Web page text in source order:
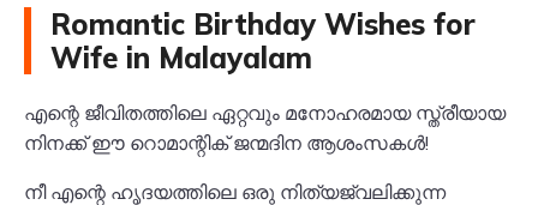
Romantic Birthday Wishes for
Wife in Malayalam
എന്റെ ജീവിതത്തിലെ ഏറ്റവും മനോഹരമായ സ്ത്രീയായ
നിനക്ക് ഈ റൊമാന്റിക് ജന്മദിന ആശംസകൾ!
നീ എന്റെ ഹൃദയത്തിലെ ഒരു നിത്യജ്വലിക്കുന്ന